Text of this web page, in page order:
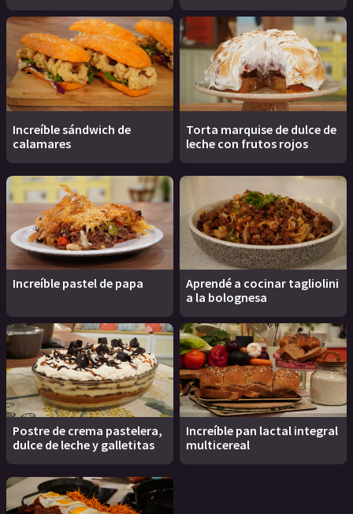
Increíble sándwich de
calamares
Torta marquise de dulce de
leche con frutos rojos
Increíble pastel de papa
Aprendé a cocinar tagliolini
a la bolognesa
Postre de crema pastelera,
dulce de leche y galletitas
Increíble pan lactal integral
multicereal